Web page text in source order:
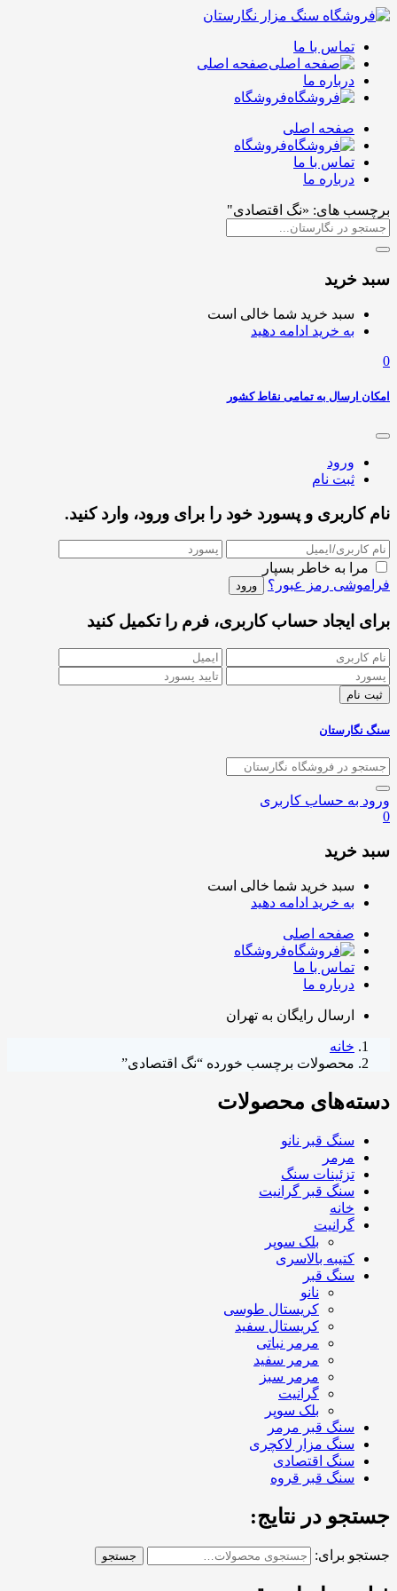
تماس با ما
صفحه اصلی
درباره ما
فروشگاه
صفحه اصلی
فروشگاه
تماس با ما
درباره ما
برچسب های: «نگ اقتصادی"
سبد خرید
سبد خرید شما خالی است
به خرید ادامه دهید
0
امکان ارسال به تمامی نقاط کشور
ورود
ثبت نام
نام کاربری و پسورد خود را برای ورود، وارد کنید.
مرا به خاطر بسپار
فراموشی رمز عبور؟
برای ایجاد حساب کاربری، فرم را تکمیل کنید
سنگ نگارستان
ورود به حساب کاربری
0
سبد خرید
سبد خرید شما خالی است
به خرید ادامه دهید
صفحه اصلی
فروشگاه
تماس با ما
درباره ما
ارسال رایگان به تهران
خانه
محصولات برچسب خورده “نگ اقتصادی”
دسته‌های محصولات
سنگ قبر نانو
مرمر
تزئینات سنگ
سنگ قبر گرانیت
خانه
گرانیت
بلک سوپر
کتیبه بالاسری
سنگ قبر
نانو
کریستال طوسی
کریستال سفید
مرمر نباتی
مرمر سفید
مرمر سبز
گرانیت
بلک سوپر
سنگ قبر مرمر
سنگ مزار لاکچری
سنگ اقتصادی
سنگ قبر قروه
جستجو در نتایج:
جستجو برای: جستجو